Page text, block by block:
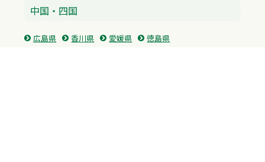
中国・四国
広島県 香川県 愛媛県 徳島県